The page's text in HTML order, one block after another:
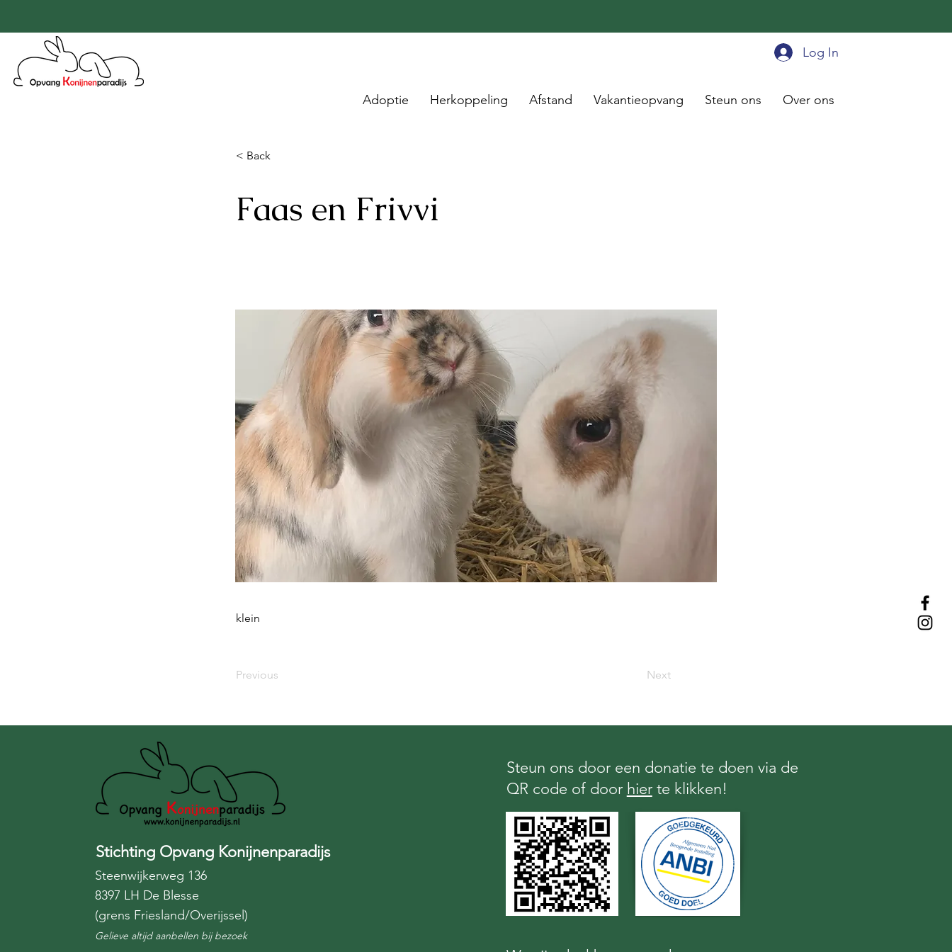
Log In
Adoptie Herkoppeling Afstand Vakantieopvang Steun ons Over ons
< Back
Faas en Frivvi
klein
Previous Next
Stichting Opvang Konijnenparadijs
Steenwijkerweg 136
8397 LH De Blesse
(grens Friesland/Overijssel)
Gelieve altijd aanbellen bij bezoek
Steun ons door een donatie te doen via de
QR code of door hierte klikken!